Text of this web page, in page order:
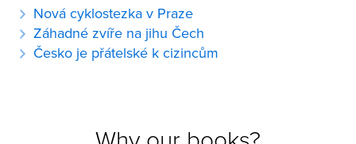
Nová cyklostezka v Praze
Záhadné zvíře na jihu Čech
Česko je přátelské k cizincům